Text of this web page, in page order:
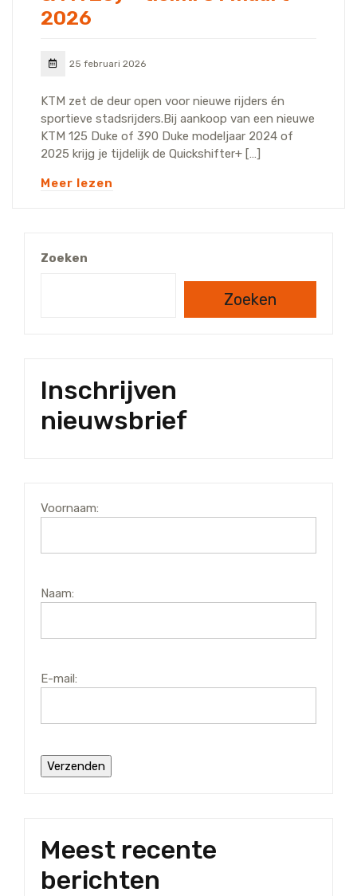
2026
25 februari 2026
KTM zet de deur open voor nieuwe rijders én
sportieve stadsrijders.Bij aankoop van een nieuwe
KTM 125 Duke of 390 Duke modeljaar 2024 of
2025 krijg je tijdelijk de Quickshifter+ […]
Meer lezen
Zoeken
Zoeken
Inschrijven
nieuwsbrief
Voornaam:
Naam:
E-mail:
Meest recente
berichten